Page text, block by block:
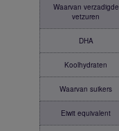
Waarvan verzadigde
vetzuren
DHA
Koolhydraten
Waarvan suikers
Eiwit equivalent